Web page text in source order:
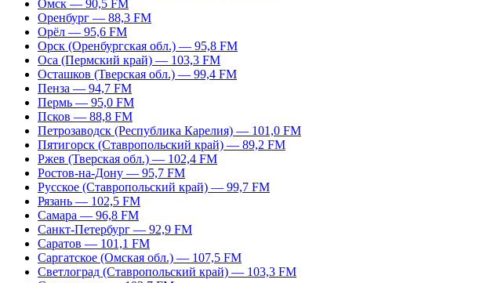
Омск — 90,5 FM
Оренбург — 88,3 FM
Орёл — 95,6 FM
Орск (Оренбургская обл.) — 95,8 FM
Оса (Пермский край) — 103,3 FM
Осташков (Тверская обл.) — 99,4 FM
Пенза — 94,7 FM
Пермь — 95,0 FM
Псков — 88,8 FM
Петрозаводск (Республика Карелия) — 101,0 FM
Пятигорск (Ставропольский край) — 89,2 FM
Ржев (Тверская обл.) — 102,4 FM
Ростов-на-Дону — 95,7 FM
Русское (Ставропольский край) — 99,7 FM
Рязань — 102,5 FM
Самара — 96,8 FM
Санкт-Петербург — 92,9 FM
Саратов — 101,1 FM
Саргатское (Омская обл.) — 107,5 FM
Светлоград (Ставропольский край) — 103,3 FM